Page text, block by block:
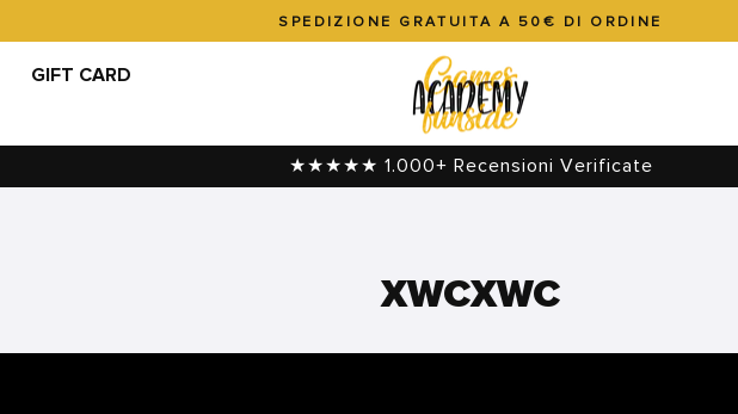
in
pausa
SPEDIZIONE GRATUITA A 50€ DI ORDINE
GIFT CARD
★★★★★ 1.000+ Recensioni Verificate
XWCXWC